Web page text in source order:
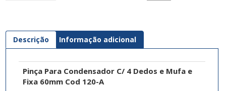
Descrição Informação adicional
Pinça Para Condensador C/ 4 Dedos e Mufa e
Fixa 60mm Cod 120-A